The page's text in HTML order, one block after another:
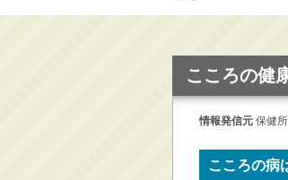
健康・福祉・衛生
ット
子育て・学校教育
境保全
こころの健
情報発信元 保健
こころの病